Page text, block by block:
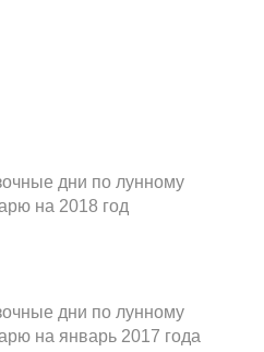
дни по лунному
на 2018 год
дни по лунному
на январь 2017 года